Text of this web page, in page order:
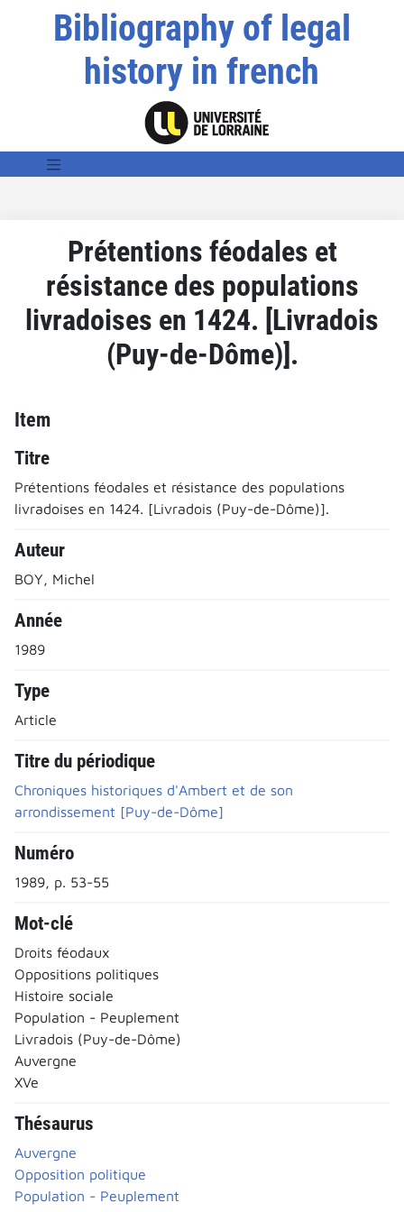
Bibliography of legal
history in french
Prétentions féodales et
résistance des populations
livradoises en 1424. [Livradois
(Puy-de-Dôme)].
Item
Titre
Prétentions féodales et résistance des populations
livradoises en 1424. [Livradois (Puy-de-Dôme)].
Auteur
BOY, Michel
Année
1989
Type
Article
Titre du périodique
Chroniques historiques d'Ambert et de son
arrondissement [Puy-de-Dôme]
Numéro
1989, p. 53-55
Mot-clé
Droits féodaux
Oppositions politiques
Histoire sociale
Population - Peuplement
Livradois (Puy-de-Dôme)
Auvergne
XVe
Thésaurus
Auvergne
Opposition politique
Population - Peuplement